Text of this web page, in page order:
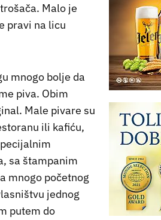
Malo je
pravi na licu
mnogo bolje da
piva. Obim
Male pivare su
ili kafiću,
sa štampanim
mnogo početnog
jednog
putem do